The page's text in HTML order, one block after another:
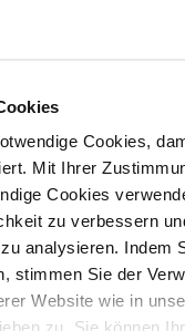
Cookies,
Mit Ihrer
Cookies
zu verbessern
analysieren. Indem
stimmen Sie der
Website wie in
zu. Sie können
und tragen dazu bei,
zu
und die
Konstruktion der
aus. Durch dieses
schneller
Hierbei ist
entfernt
und
gut für alle, die
lesen